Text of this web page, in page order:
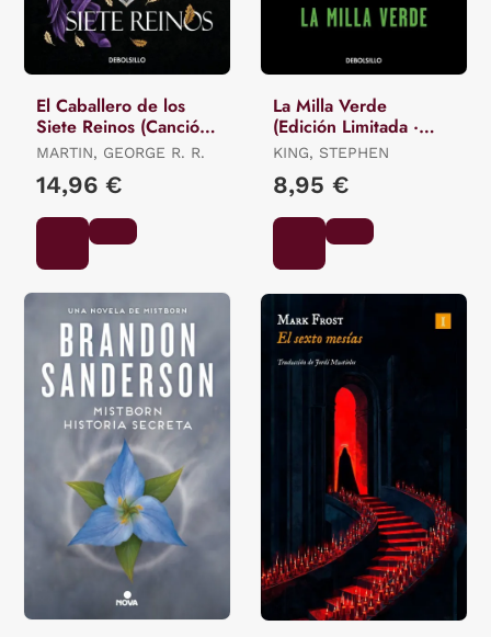
El Caballero de los
Siete Reinos (Canción
de Hielo y Fuego)
MARTIN, GEORGE R. R.
14,96 €
La Milla Verde
(Edición Limitada ·
Verano)
KING, STEPHEN
8,95 €